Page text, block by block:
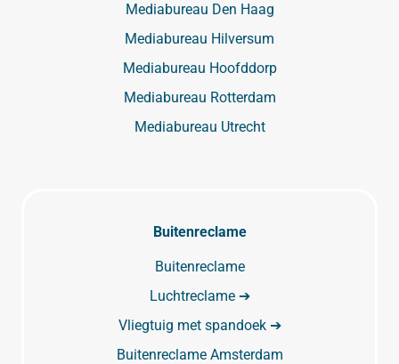
Mediabureau Den Haag
Mediabureau Hilversum
Mediabureau Hoofddorp
Mediabureau Rotterdam
Mediabureau Utrecht
Buitenreclame
Buitenreclame
Luchtreclame ➔
Vliegtuig met spandoek ➔
Buitenreclame Amsterdam